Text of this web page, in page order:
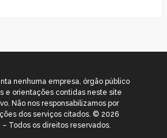
nenhuma empresa, órgão público
e orientações contidas neste site
Não nos responsabilizamos por
dos serviços citados. © 2026
Todos os direitos reservados.